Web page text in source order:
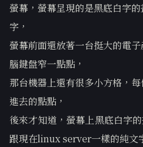
螢幕，螢幕呈現的是黑底白字
字，
螢幕前面還放著一台挺大的電
腦鍵盤窄一點點，
那台機器上還有很多小方格，
進去的點點，
後來才知道，螢幕上黑底白字
跟現在linux server一樣的純文